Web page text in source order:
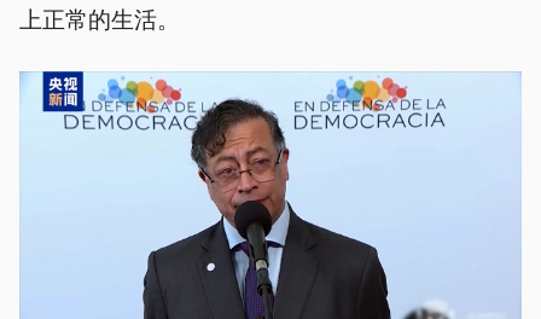
上正常的生活。